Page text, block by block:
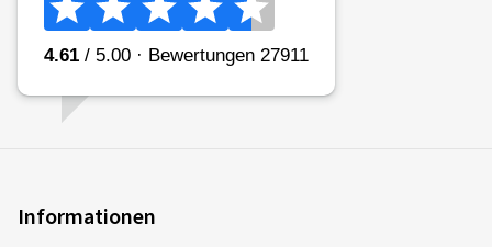
Informationen